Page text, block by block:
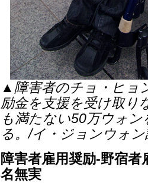
▲障害者のチョ・ヒョ
励金を支援を受け取り
も満たない50万ウォ
る。/イ・ジョンウォ
障害者雇用奨励-野宿
名無実